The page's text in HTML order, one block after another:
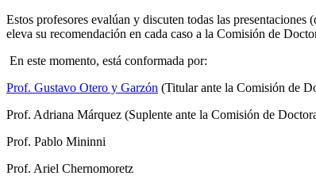
Estos profesores evalúan y discuten todas las
eleva su recomendación en cada caso a la Comisión de
En este momento, está conformada por:
Prof. Gustavo Otero y Garzón (Titular ante la Comisión de
Prof. Adriana Márquez (Suplente ante la Comisión de
Prof. Pablo Mininni
Prof. Ariel Chernomoretz